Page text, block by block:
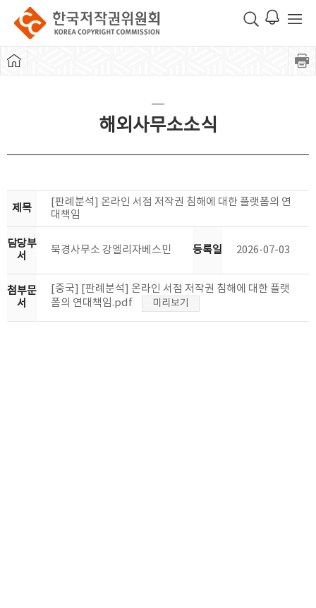
해외사무소소식
제목
[판례분석] 온라인 서점 저작권 침해에 대한 플랫폼의 연
대책임
담당부
서
북경사무소 강엘리자베스민 등록일 2026-07-03
첨부문
서
[중국] [판례분석] 온라인 서점 저작권 침해에 대한 플랫
폼의 연대책임.pdf
미리보기